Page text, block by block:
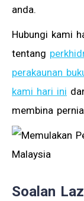
anda.
Hubungi kami
tentang
perakaunan
kami hari ini
membina
Soalan